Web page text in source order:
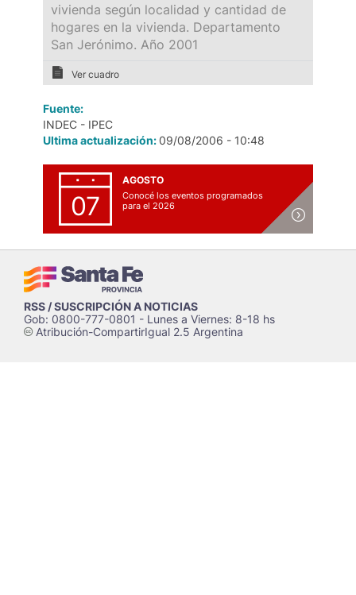
vivienda según localidad y cantidad de
hogares en la vivienda. Departamento
San Jerónimo. Año 2001
Ver cuadro
Fuente:
INDEC - IPEC
Ultima actualización:09/08/2006 - 10:48
07
AGOSTO
Conocé los eventos programados
para el 2026
RSS / SUSCRIPCIÓN A NOTICIAS
Gob: 0800-777-0801 - Lunes a Viernes: 8-18 hs
cAtribución-CompartirIgual 2.5 Argentina